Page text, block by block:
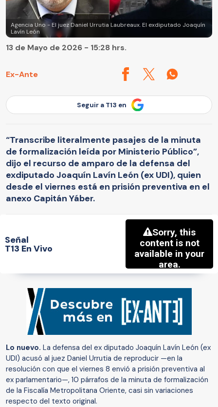
Agencia Uno - El juez Daniel Urrutia Laubreaux. El exdiputado Joaquín
Lavín León
Ex-Ante
13 de Mayo de 2026 - 15:28 hrs.
Seguir a T13 en
“Transcribe literalmente pasajes de la minuta
de formalización leída por Ministerio Público”,
dijo el recurso de amparo de la defensa del
exdiputado Joaquín Lavín León (ex UDI), quien
desde el viernes está en prisión preventiva en el
anexo Capitán Yáber.
Señal
T13 En Vivo
Lo nuevo. La defensa del ex diputado Joaquín Lavín León (ex
UDI) acusó al juez Daniel Urrutia de reproducir —en la
resolución con que el viernes 8 envió a prisión preventiva al
ex parlamentario—, 10 párrafos de la minuta de formalización
de la Fiscalía Metropolitana Oriente, casi sin variaciones
respecto del texto original.